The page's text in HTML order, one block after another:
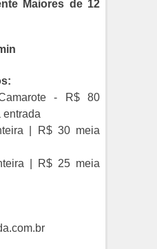
Maiores de 12
- R$ 80
entrada
| R$ 30 meia
| R$ 25 meia